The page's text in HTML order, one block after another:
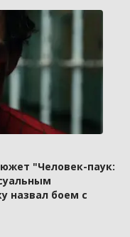
"Человек-паук:
назвал боем с